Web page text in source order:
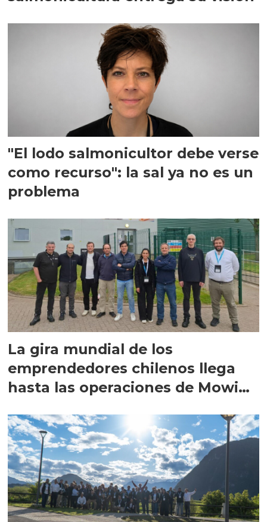
"El lodo salmonicultor debe verse
como recurso": la sal ya no es un
problema
La gira mundial de los
emprendedores chilenos llega
hasta las operaciones de Mowi